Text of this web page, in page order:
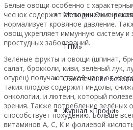
Методические
ТПМ»
Обеспечение
Журнал «Профи»
Белые овощи особенно с
чеснок содержат аллицин. Он
нормализует кровяное давление.
овощ укрепляет иммунную систему
простудных заболеваний.
Зелёные фрукты и овощи (шпинат,
салат, брокколи, киви, зелёный лук,
огурец) получают такой цвет от
таких плодов содержит индолы,
онкологии, и лютеин, который
зрения. Также потребление зелёных
способствует похудению. Больше
витаминов А, С, К и фолиевой